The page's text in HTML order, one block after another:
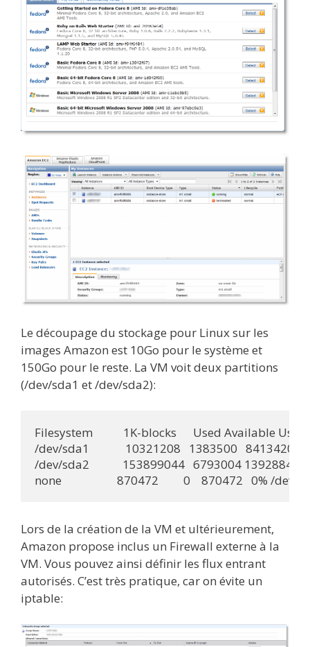
Le découpage du stockage pour Linux sur les
images Amazon est 10Go pour le système et
150Go pour le reste. La VM voit deux partitions
(/dev/sda1 et /dev/sda2):
Filesystem           1K-blocks      Used Available
/dev/sda1             10321208   1383500   8413420
/dev/sda2            153899044   6793004
none                    870472         0    870472   0% /dev/
Lors de la création de la VM et ultérieurement,
Amazon propose inclus un Firewall externe à la
VM. Vous pouvez ainsi définir les flux entrant
autorisés. C’est très pratique, car on évite un
iptable: